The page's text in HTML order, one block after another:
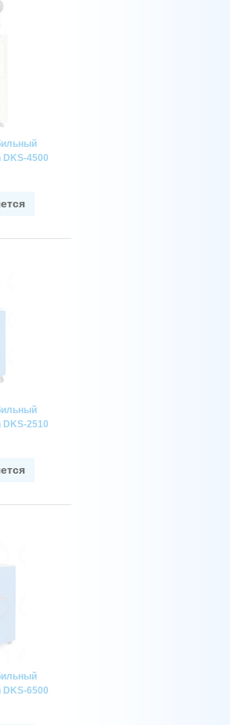
DKS-4500
DKS-2510
DKS-6500